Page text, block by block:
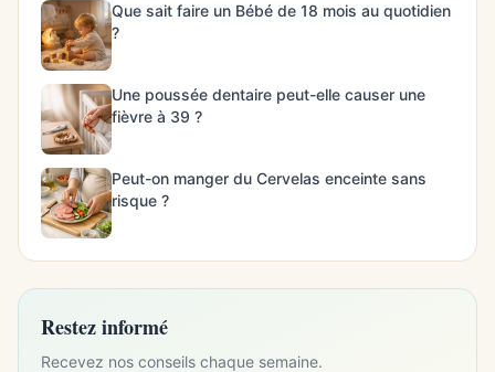
Que sait faire un Bébé de 18 mois au quotidien
?
Une poussée dentaire peut-elle causer une
fièvre à 39 ?
Peut-on manger du Cervelas enceinte sans
risque ?
Restez informé
Recevez nos conseils chaque semaine.